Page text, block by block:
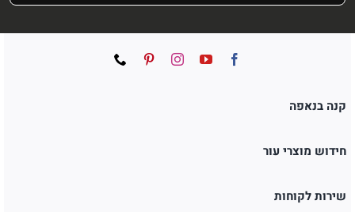
קנה בנאפה
חידוש מוצרי עור
שירות לקוחות